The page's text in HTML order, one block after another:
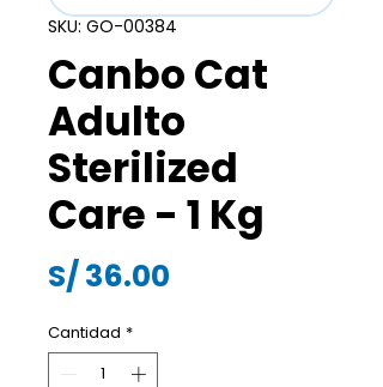
SKU: GO-00384
Canbo Cat
Adulto
Sterilized
Care - 1 Kg
S/ 36.00
Cantidad *